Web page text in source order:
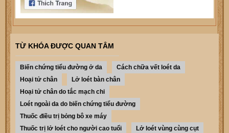
TỪ KHÓA ĐƯỢC QUAN TÂM
Biến chứng tiểu đường ở da
Cách chữa vết loét da
Hoại tử chân
Lở loét bàn chân
Hoại tử chân do tắc mạch chi
Loét ngoài da do biến chứng tiểu đường
Thuốc điều trị bỏng bô xe máy
Thuốc trị lở loét cho người cao tuổi
Lở loét vùng cùng cụt